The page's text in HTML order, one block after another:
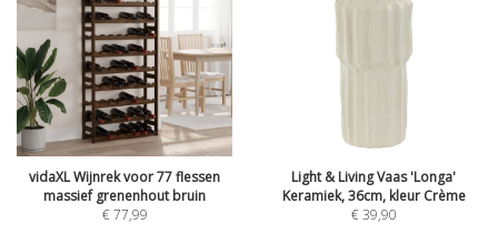
vidaXL Wijnrek voor 77 flessen
massief grenenhout bruin
€77,99
Light & Living Vaas 'Longa'
Keramiek, 36cm, kleur Crème
€39,90